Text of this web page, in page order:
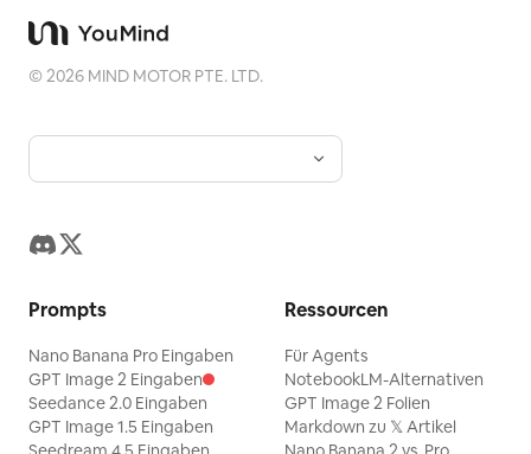
©2026 MIND MOTOR PTE. LTD.
Prompts
Nano Banana Pro Eingaben
GPT Image 2 Eingaben
Seedance 2.0 Eingaben
GPT Image 1.5 Eingaben
Ressourcen
Für Agents
NotebookLM-Alternativen
GPT Image 2 Folien
Markdown zu 𝕏 Artikel